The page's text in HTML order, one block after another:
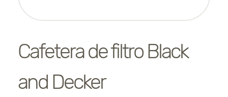
Cafetera de filtro Black
and Decker